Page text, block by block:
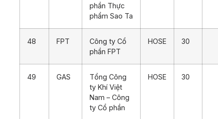
phần Thực
phẩm Sao Ta
48 FPT
Công ty Cổ
phần FPT
HOSE 30
49 GAS
Tổng Công
ty Khí Việt
Nam – Công
ty Cổ phần
HOSE 30